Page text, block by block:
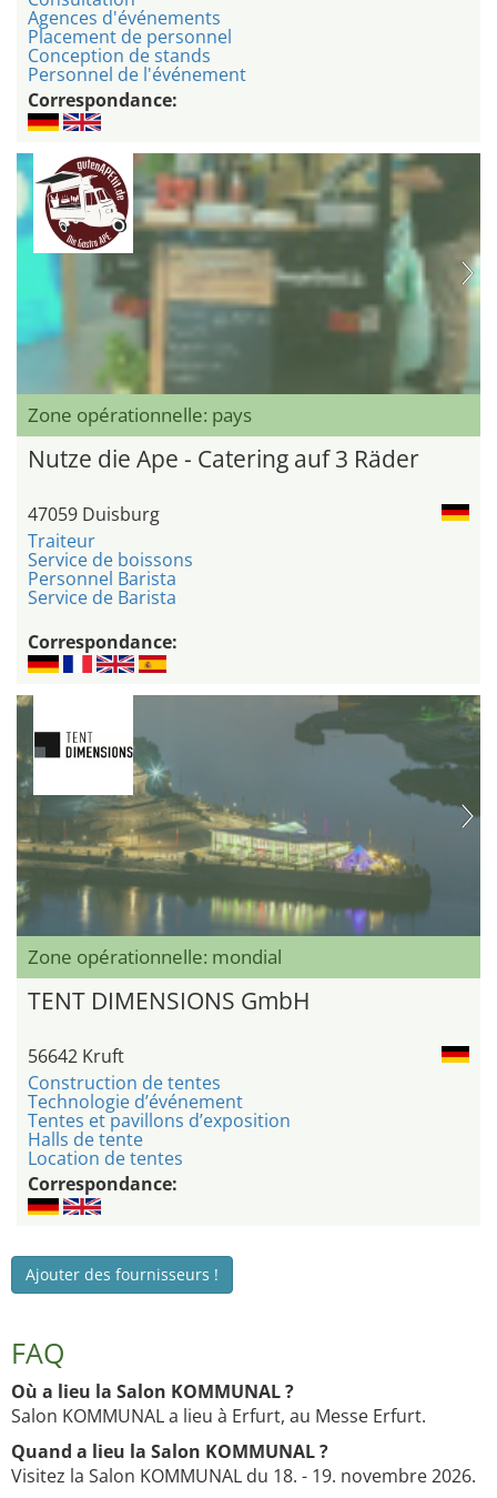
Agences d'événements
Placement de personnel
Conception de stands
Personnel de l'événement
Correspondance:
Zone opérationnelle: pays
Nutze die Ape - Catering auf 3 Räder
47059 Duisburg
Traiteur
Service de boissons
Personnel Barista
Service de Barista
Correspondance:
Zone opérationnelle: mondial
TENT DIMENSIONS GmbH
56642 Kruft
Construction de tentes
Technologie d’événement
Tentes et pavillons d’exposition
Halls de tente
Location de tentes
Correspondance:
Ajouter des fournisseurs !
FAQ
Où a lieu la Salon KOMMUNAL ?
Salon KOMMUNAL a lieu à Erfurt, au Messe Erfurt.
Quand a lieu la Salon KOMMUNAL ?
Visitez la Salon KOMMUNAL du 18. - 19. novembre 2026.